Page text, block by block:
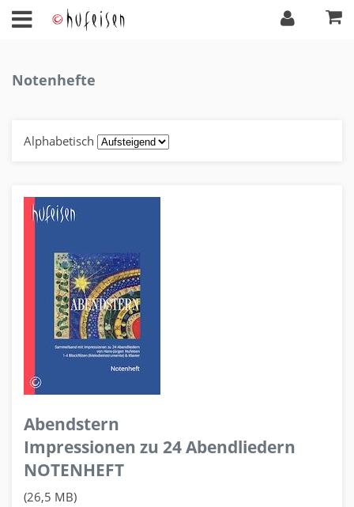
Notenhefte
Alphabetisch
Abendstern
Impressionen zu 24 Abendliedern
NOTENHEFT
(26,5 MB)